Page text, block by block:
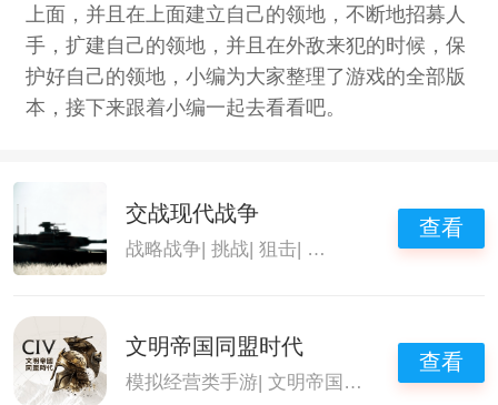
上面，并且在上面建立自己的领地，不断地招募人
手，扩建自己的领地，并且在外敌来犯的时候，保
护好自己的领地，小编为大家整理了游戏的全部版
本，接下来跟着小编一起去看看吧。
交战现代战争
战略战争|挑战|狙击| 领土战争
查看
文明帝国同盟时代
模拟经营类手游 |文明帝国 |领土战争|策略
查看